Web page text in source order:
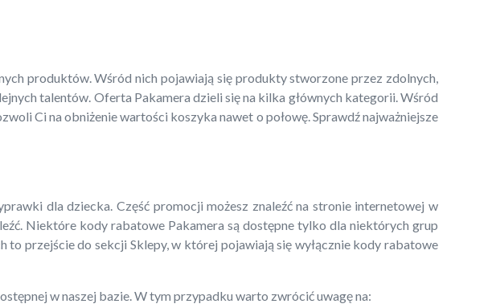
produktów. Wśród nich pojawiają się produkty stworzone przez zdolnych,
talentów. Oferta Pakamera dzieli się na kilka głównych kategorii. Wśród
Ci na obniżenie wartości koszyka nawet o połowę. Sprawdź najważniejsze
dla dziecka. Część promocji możesz znaleźć na stronie internetowej w
Niektóre kody rabatowe Pakamera są dostępne tylko dla niektórych grup
to przejście do sekcji Sklepy, w której pojawiają się wyłącznie kody rabatowe
w naszej bazie. W tym przypadku warto zwrócić uwagę na: